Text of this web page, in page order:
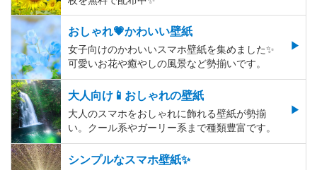
おしゃれ💗かわいい壁紙
女子向けのかわいいスマホ壁紙を集めました✨
可愛いお花や癒やしの風景など勢揃いです。
大人向け📱おしゃれの壁紙
大人のスマホをおしゃれに飾れる壁紙が勢揃
い。クール系やガーリー系まで種類豊富です。
シンプルなスマホ壁紙✨